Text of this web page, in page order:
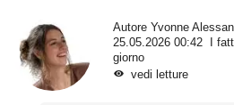
Autore Yvonne
25.05.2026 00:42
I
giorno
vedi letture